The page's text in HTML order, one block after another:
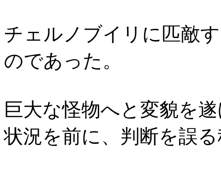
チェルノブイリに匹敵
のであった。
巨大な怪物へと変貌を
状況を前に、判断を誤